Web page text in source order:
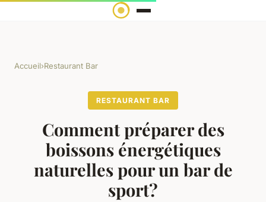
Accueil›Restaurant Bar
RESTAURANT BAR
Comment préparer des
boissons énergétiques
naturelles pour un bar de
sport?